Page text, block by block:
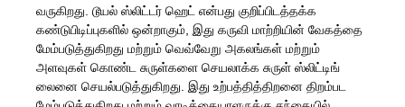
வருகிறது. டூயல் ஸ்லிட்டர் ஹெட் என்பது குறிப்பிடத்தக்க
கண்டுபிடிப்புகளில் ஒன்றாகும், இது கருவி மாற்றியின் வேகத்தை
மேம்படுத்துகிறது மற்றும் வெவ்வேறு அகலங்கள் மற்றும்
அளவுகள் கொண்ட சுருள்களை செயலாக்க சுருள் ஸ்லிட்டிங்
லைனை செயல்படுத்துகிறது. இது உற்பத்தித்திறனை திறம்பட